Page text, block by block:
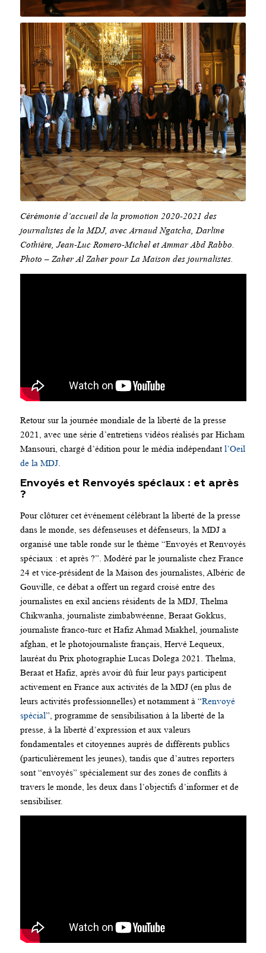
Cérémonie d’accueil de la promotion 2020-2021 des
journalistes de la MDJ, avec Arnaud Ngatcha, Darline
Cothière, Jean-Luc Romero-Michel et Ammar Abd Rabbo.
Photo – Zaher Al Zaher pour La Maison des journalistes.
Retour sur la journée mondiale de la liberté de la presse
2021, avec une série d’entretiens vidéos réalisés par Hicham
Mansouri, chargé d’édition pour le média indépendant l’Oeil
de la MDJ.
Envoyés et Renvoyés spéciaux : et après
?
Pour clôturer cet événement célébrant la liberté de la presse
dans le monde, ses défenseuses et défenseurs, la MDJ a
organisé une table ronde sur le thème “Envoyés et Renvoyés
spéciaux : et après ?”. Modéré par le journaliste chez France
24 et vice-président de la Maison des journalistes, Albéric de
Gouville, ce débat a offert un regard croisé entre des
journalistes en exil anciens résidents de la MDJ, Thelma
Chikwanha, journaliste zimbabwéenne, Beraat Gokkus,
journaliste franco-turc et Hafiz Ahmad Miakhel, journaliste
afghan, et le photojournaliste français, Hervé Lequeux,
lauréat du Prix photographie Lucas Dolega 2021. Thelma,
Beraat et Hafiz, après avoir dû fuir leur pays participent
activement en France aux activités de la MDJ (en plus de
leurs activités professionnelles) et notamment à “Renvoyé
spécial”, programme de sensibilisation à la liberté de la
presse, à la liberté d’expression et aux valeurs
fondamentales et citoyennes auprès de différents publics
(particulièrement les jeunes), tandis que d’autres reporters
sont “envoyés” spécialement sur des zones de conflits à
travers le monde, les deux dans l’objectifs d’informer et de
sensibiliser.